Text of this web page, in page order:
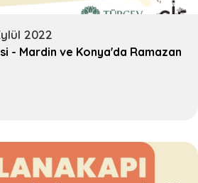
- 29 Eylül 2022
- Mardin ve Konya'da Ramazan